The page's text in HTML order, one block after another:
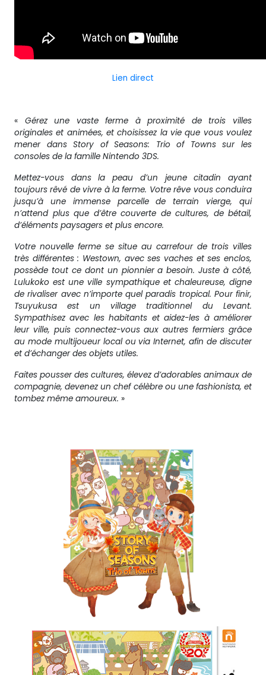
Lien direct
« Gérez une vaste ferme à proximité de trois villes
originales et animées, et choisissez la vie que vous voulez
mener dans Story of Seasons: Trio of Towns sur les
consoles de la famille Nintendo 3DS.
Mettez-vous dans la peau d’un jeune citadin ayant
toujours rêvé de vivre à la ferme. Votre rêve vous conduira
jusqu’à une immense parcelle de terrain vierge, qui
n’attend plus que d’être couverte de cultures, de bétail,
d’éléments paysagers et plus encore.
Votre nouvelle ferme se situe au carrefour de trois villes
très différentes : Westown, avec ses vaches et ses enclos,
possède tout ce dont un pionnier a besoin. Juste à côté,
Lulukoko est une ville sympathique et chaleureuse, digne
de rivaliser avec n’importe quel paradis tropical. Pour finir,
Tsuyukusa est un village traditionnel du Levant.
Sympathisez avec les habitants et aidez-les à améliorer
leur ville, puis connectez-vous aux autres fermiers grâce
au mode multijoueur local ou via Internet, afin de discuter
et d’échanger des objets utiles.
Faites pousser des cultures, élevez d’adorables animaux de
compagnie, devenez un chef célèbre ou une fashionista, et
tombez même amoureux. »